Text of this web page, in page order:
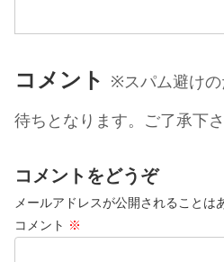
コメント ※スパム避け
待ちとなります。ご了承下
コメントをどうぞ
メールアドレスが公開されることは
コメント ※